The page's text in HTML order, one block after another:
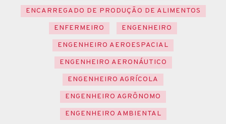
ENCARREGADO DE PRODUÇÃO DE ALIMENTOS
ENFERMEIRO
ENGENHEIRO
ENGENHEIRO AEROESPACIAL
ENGENHEIRO AERONÁUTICO
ENGENHEIRO AGRÍCOLA
ENGENHEIRO AGRÔNOMO
ENGENHEIRO AMBIENTAL